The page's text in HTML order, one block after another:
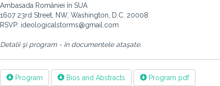
Ambasada României în SUA
1607 23rd Street, NW, Washington, D.C. 20008
RSVP: ideologicalstorms@gmail.com
Detalii şi program - în documentele ataşate.
Program Bios and Abstracts Program pdf